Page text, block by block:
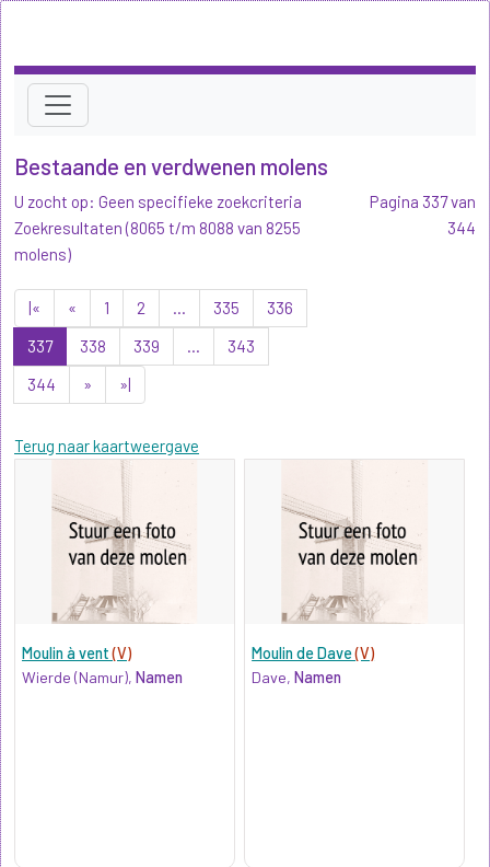
Bestaande en verdwenen molens
U zocht op: Geen specifieke zoekcriteria
Zoekresultaten (8065 t/m 8088 van 8255
molens)
|« « 1 2 ... 335
336
337
338 339 ...
343
344
» »|
Terug naar kaartweergave
Pagina 337 van
344
Moulin à vent(V)
Wierde (Namur), Namen
Moulin de Dave(V)
Dave,Namen